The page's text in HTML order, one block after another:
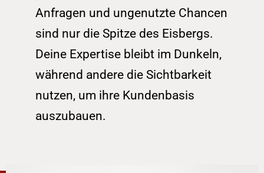
Anfragen und ungenutzte Chancen
sind nur die Spitze des Eisbergs.
Deine Expertise bleibt im Dunkeln,
während andere die Sichtbarkeit
nutzen, um ihre Kundenbasis
auszubauen.